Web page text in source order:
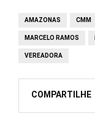
AMAZONAS CMM
MARCELO RAMOS
VEREADORA
COMPARTILHE